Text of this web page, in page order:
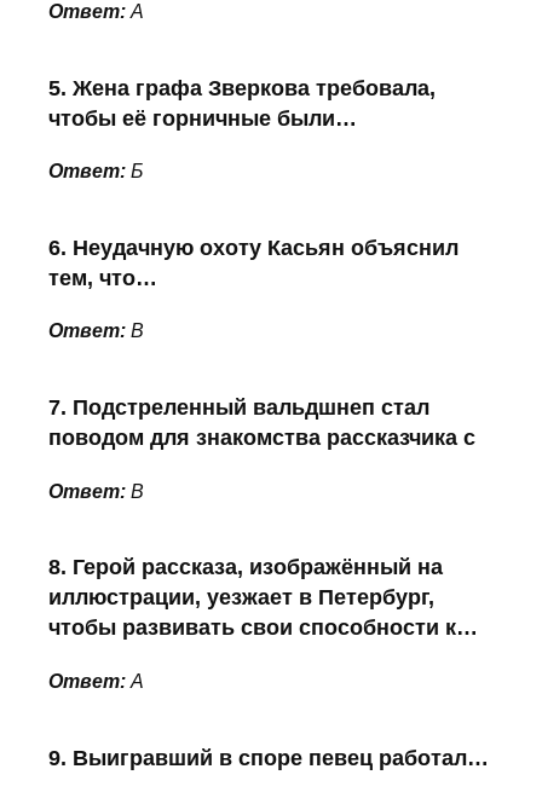
Ответ: А
5. Жена графа Зверкова требовала,
чтобы её горничные были…
Ответ: Б
6. Неудачную охоту Касьян объяснил
тем, что…
Ответ: В
7. Подстреленный вальдшнеп стал
поводом для знакомства рассказчика с
Ответ: В
8. Герой рассказа, изображённый на
иллюстрации, уезжает в Петербург,
чтобы развивать свои способности к…
Ответ: А
9. Выигравший в споре певец работал…